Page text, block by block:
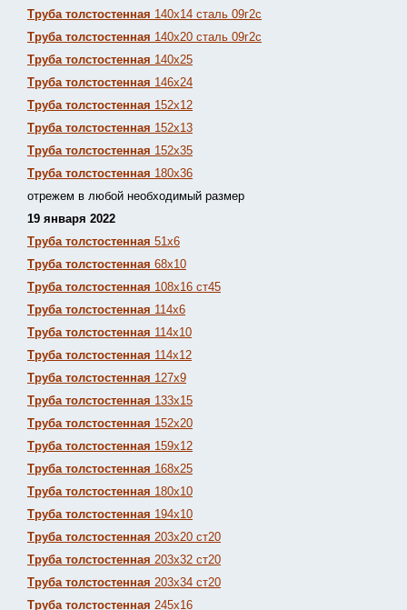
Труба толстостенная 140х14 сталь 09г2с
Труба толстостенная 140х20 сталь 09г2с
Труба толстостенная 140х25
Труба толстостенная 146х24
Труба толстостенная 152х12
Труба толстостенная 152х13
Труба толстостенная 152х35
Труба толстостенная 180х36
отрежем в любой необходимый размер
19 января 2022
Труба толстостенная 51х6
Труба толстостенная 68х10
Труба толстостенная 108х16 ст45
Труба толстостенная 114х6
Труба толстостенная 114х10
Труба толстостенная 114х12
Труба толстостенная 127х9
Труба толстостенная 133х15
Труба толстостенная 152х20
Труба толстостенная 159х12
Труба толстостенная 168х25
Труба толстостенная 180х10
Труба толстостенная 194х10
Труба толстостенная 203х20 ст20
Труба толстостенная 203х32 ст20
Труба толстостенная 203х34 ст20
Труба толстостенная 245х16